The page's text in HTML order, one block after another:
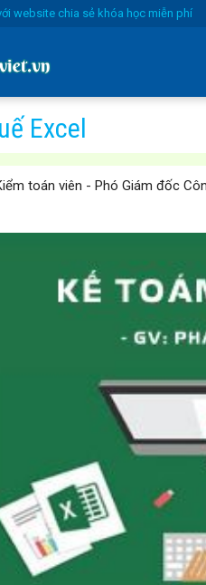
website chia sẻ khóa học miễn phí
Excel
toán viên - Phó Giám đốc